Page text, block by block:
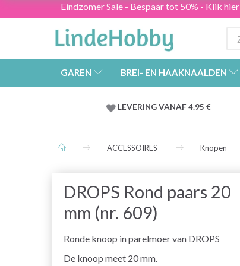
Eindzomer Sale - Bespaar tot 50% - Klik hier
GAREN BREI- EN HAAKNAALDEN
LEVERING VANAF 4.95 €
ACCESSOIRES Knopen
DROPS Rond paars 20
mm (nr. 609)
Ronde knoop in parelmoer van DROPS
De knoop meet 20 mm.